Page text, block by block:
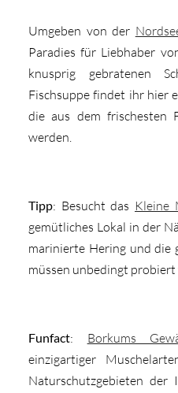
Umgeben von der
Paradies für Liebhaber
knusprig gebratenen
Fischsuppe findet ihr hier
die aus dem frischesten
werden.
Tipp: Besucht das Kleine
gemütliches Lokal in der
marinierte Hering und die
müssen unbedingt probiert
Funfact: Borkums
einzigartiger
Naturschutzgebieten